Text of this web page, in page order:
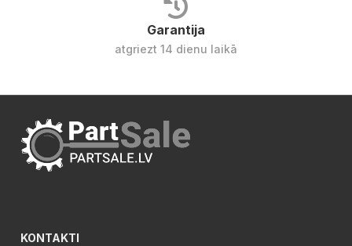
Garantija
atgriezt 14 dienu laikā
KONTAKTI